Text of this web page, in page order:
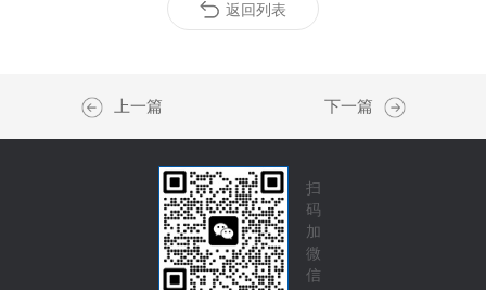
返回列表
上一篇 下一篇
扫
码
加
微
信